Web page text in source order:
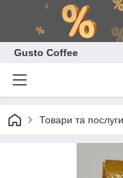
Gusto Coffee
Товари та послуги